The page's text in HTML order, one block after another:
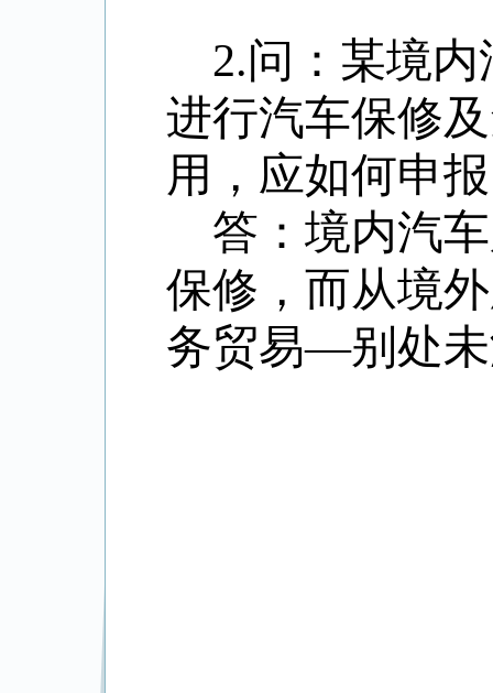
2.问：某境
进行汽车保修
用，应如何申
答：境内汽
保修，而从境
务贸易—别处未